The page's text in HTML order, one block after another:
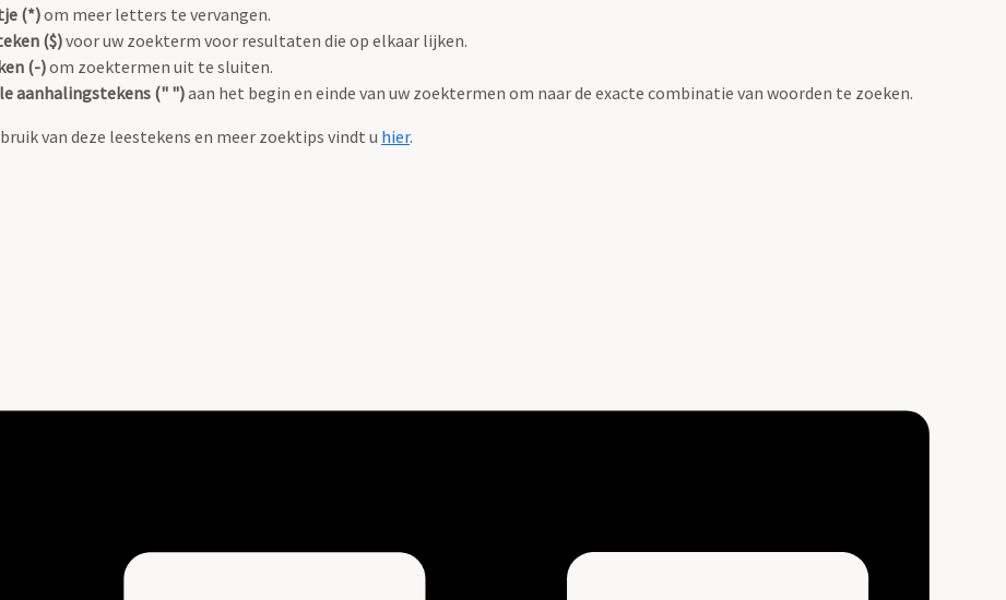
(*)om meer letters te vervangen.
($)voor uw zoekterm voor resultaten die op elkaar lijken.
(-)om zoektermen uit te sluiten.
aanhalingstekens (" ")aan het begin en einde van uw zoektermen om naar de exacte combinatie van woorden te zoeken.
van deze leestekens en meer zoektips vindt u hier.